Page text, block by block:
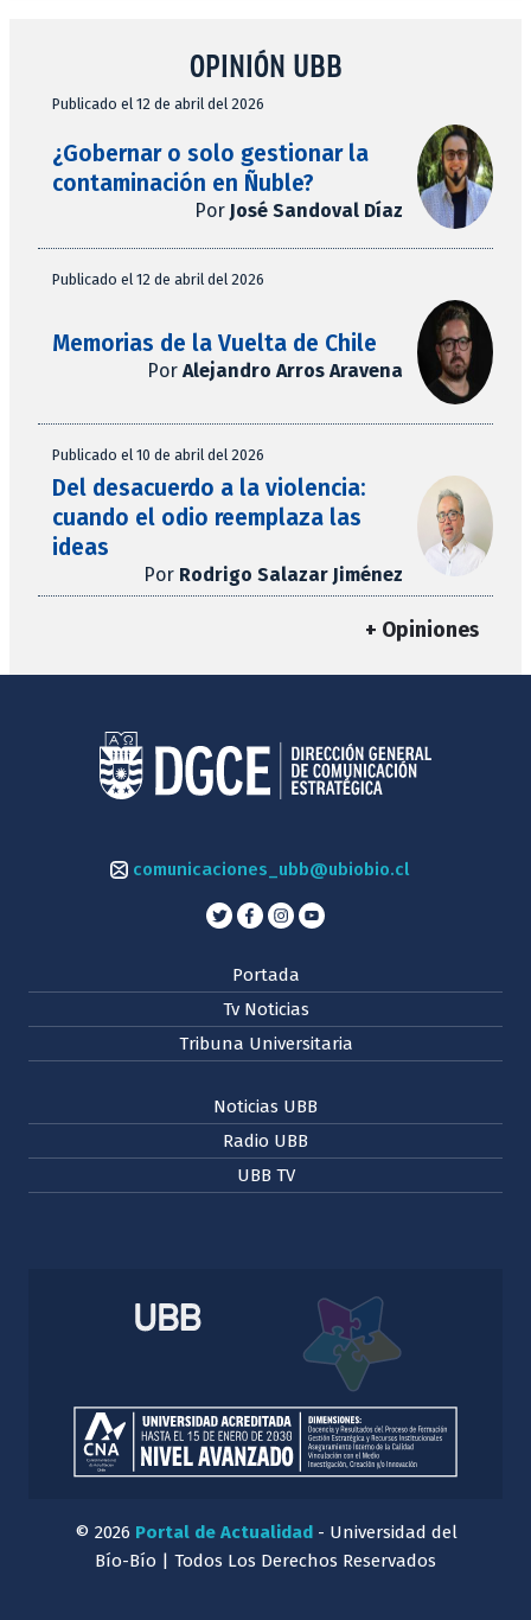
OPINIÓN UBB
Publicado el 12 de abril del 2026
¿Gobernar o solo gestionar la
contaminación en Ñuble?
Por José Sandoval Díaz
Publicado el 12 de abril del 2026
Memorias de la Vuelta de Chile
Por Alejandro Arros Aravena
Publicado el 10 de abril del 2026
Del desacuerdo a la violencia:
cuando el odio reemplaza las
ideas
Por Rodrigo Salazar Jiménez
+ Opiniones
comunicaciones_ubb@ubiobio.cl
Portada
Tv Noticias
Tribuna Universitaria
Noticias UBB
Radio UBB
UBB TV
© 2026 Portal de Actualidad- Universidad del
Bío-Bío | Todos Los Derechos Reservados